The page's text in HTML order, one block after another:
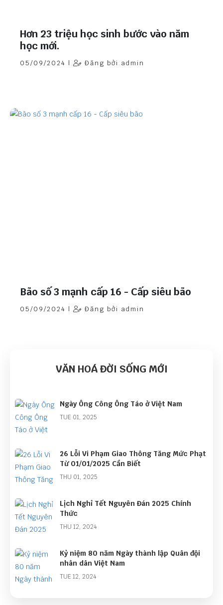
Hơn 23 triệu học sinh bước vào năm
học mới.
05/09/2024 | Đăng bởi admin
Bão số 3 mạnh cấp 16 - Cấp siêu bão
05/09/2024 | Đăng bởi admin
VĂN HOÁ ĐỜI SỐNG MỚI
Ngày Ông Công Ông Táo ở Việt Nam
TUE 01, 2025
26 Lỗi Vi Phạm Giao Thông Tăng Mức Phạt
Từ 01/01/2025 Cần Biết
THU 01, 2025
Lịch Nghỉ Tết Nguyên Đán 2025 Chính
Thức
THU 12, 2024
Kỷ niệm 80 năm Ngày thành lập Quân đội
nhân dân Việt Nam
TUE 12, 2024